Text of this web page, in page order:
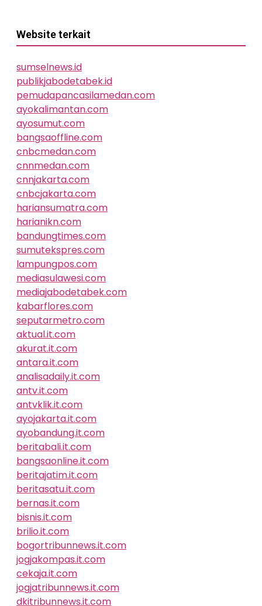
Website terkait
sumselnews.id
publikjabodetabek.id
pemudapancasilamedan.com
ayokalimantan.com
ayosumut.com
bangsaoffline.com
cnbcmedan.com
cnnmedan.com
cnnjakarta.com
cnbcjakarta.com
hariansumatra.com
harianikn.com
bandungtimes.com
sumutekspres.com
lampungpos.com
mediasulawesi.com
mediajabodetabek.com
kabarflores.com
seputarmetro.com
aktual.it.com
akurat.it.com
antara.it.com
analisadaily.it.com
antv.it.com
antvklik.it.com
ayojakarta.it.com
ayobandung.it.com
beritabali.it.com
bangsaonline.it.com
beritajatim.it.com
beritasatu.it.com
bernas.it.com
bisnis.it.com
brilio.it.com
bogortribunnews.it.com
jogjakompas.it.com
cekaja.it.com
jogjatribunnews.it.com
dkitribunnews.it.com